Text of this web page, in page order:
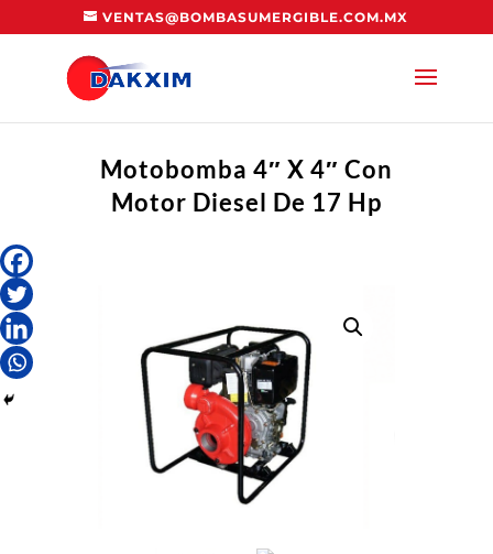
VENTAS@BOMBASUMERGIBLE.COM.MX
Motobomba 4″ X 4″ Con
Motor Diesel De 17 Hp